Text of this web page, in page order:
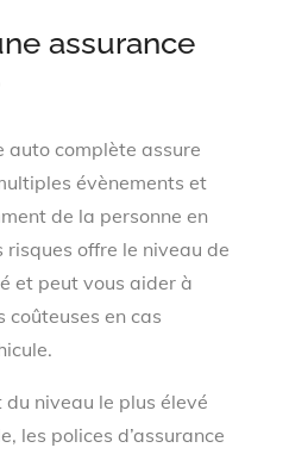
assurance
auto complète assure
évènements et
de la personne en
risques offre le niveau de
et peut vous aider à
coûteuses en cas
du niveau le plus élevé
les polices d’assurance